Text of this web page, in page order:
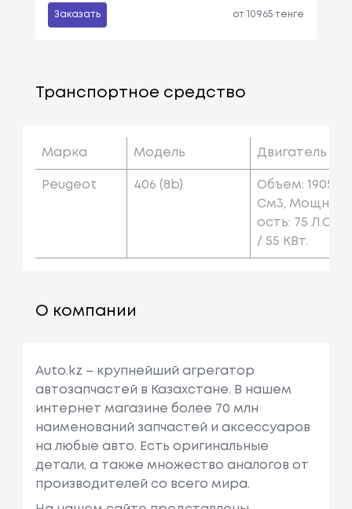
Заказать от 10965 тенге
Транспортное средство
Марка Модель Двигатель
Peugeot 406 (8b)
Объем: 1905
См3, Мощн
Ость: 75 Л.с.
/ 55 КВт.
О компании
Auto.kz – крупнейший агрегатор
автозапчастей в Казахстане. В нашем
интернет магазине более 70 млн
наименований запчастей и аксессуаров
на любые авто. Есть оригинальные
детали, а также множество аналогов от
производителей со всего мира.